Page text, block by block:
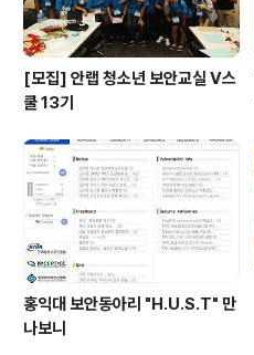
[모집] 안랩 청소년 보안교실 V스
쿨 13기
홍익대 보안동아리 "H.U.S.T" 만
나보니